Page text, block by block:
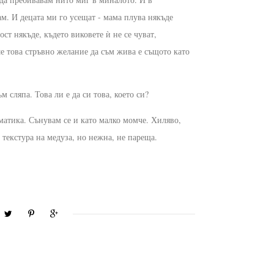
И децата ми го усещат - мама плува някъде
някъде, където виковете ѝ не се чуват,
това стръвно желание да съм жива е същото като
сляпа. Това ли е да си това, което си?
Сънувам се и като малко момче. Хиляво,
на медуза, но нежна, не пареща.